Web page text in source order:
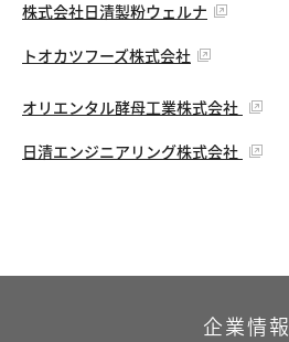
株式会社日清製粉ウェルナ
トオカツフーズ株式会社
オリエンタル酵母工業株式会社
日清エンジニアリング株式会社
企業情報